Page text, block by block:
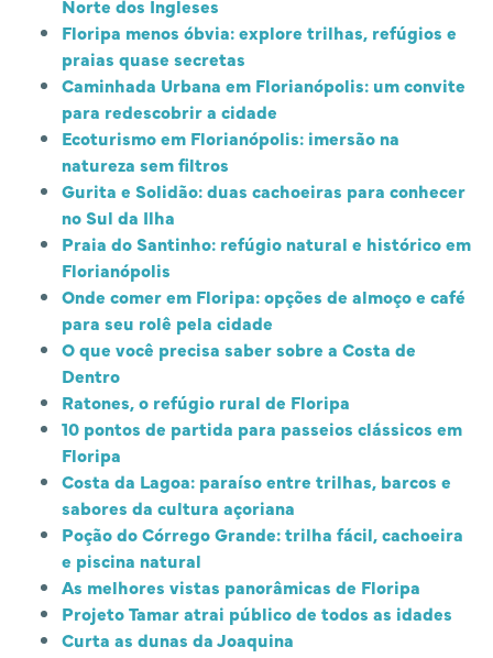
Norte dos Ingleses
Floripa menos óbvia: explore trilhas, refúgios e
praias quase secretas
Caminhada Urbana em Florianópolis: um convite
para redescobrir a cidade
Ecoturismo em Florianópolis: imersão na
natureza sem filtros
Gurita e Solidão: duas cachoeiras para conhecer
no Sul da Ilha
Praia do Santinho: refúgio natural e histórico em
Florianópolis
Onde comer em Floripa: opções de almoço e café
para seu rolê pela cidade
O que você precisa saber sobre a Costa de
Dentro
Ratones, o refúgio rural de Floripa
10 pontos de partida para passeios clássicos em
Floripa
Costa da Lagoa: paraíso entre trilhas, barcos e
sabores da cultura açoriana
Poção do Córrego Grande: trilha fácil, cachoeira
e piscina natural
As melhores vistas panorâmicas de Floripa
Projeto Tamar atrai público de todos as idades
Curta as dunas da Joaquina